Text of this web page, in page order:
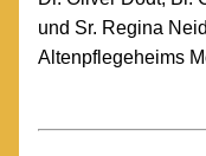
und Sr. Regina
Altenpflegeheims